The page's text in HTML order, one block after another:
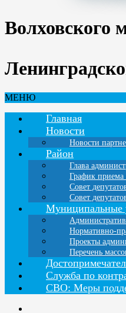
Волховского
МЕНЮ
Главная
Новости
Новости
Район
Глава
График приема
Совет
Совет
Муниципальные
Нормативно-
Проекты
Перечень
Служба по
СВО: Меры